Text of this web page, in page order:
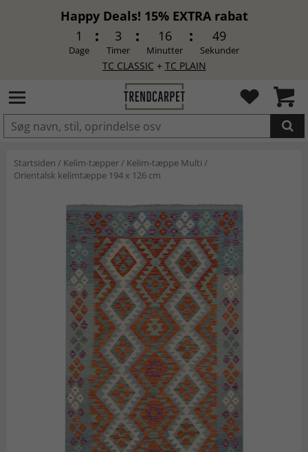
Happy Deals! 15% EXTRA rabat
1
Dage
3
Timer
16
Minutter
48
Sekunder
TC CLASSIC + TC PLAIN
LAGT I INDKØBSKURVEN.
Startsiden / Kelim-tæpper/ Kelim-tæppe Multi /
Orientalsk kelimtæppe 194 x 126 cm